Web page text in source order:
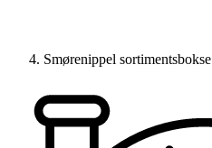
Smørenippel sortimentsbokse